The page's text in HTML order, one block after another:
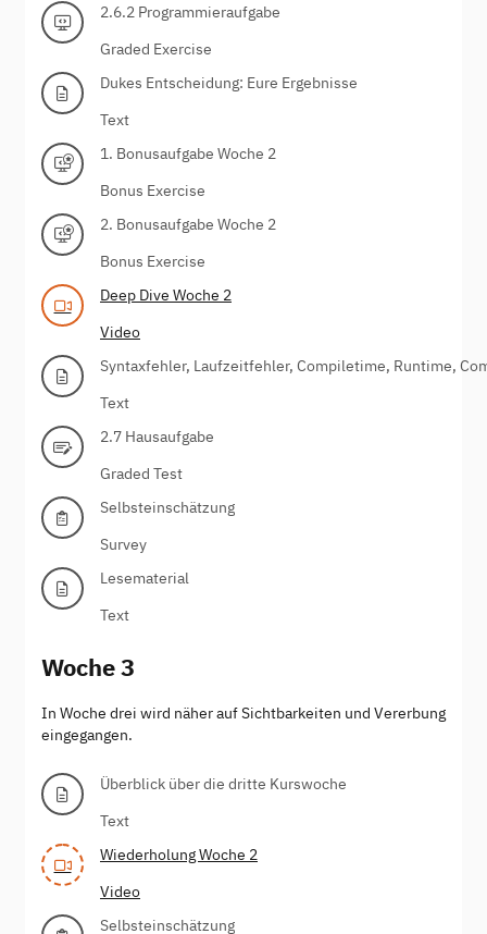
2.6.2 Programmieraufgabe
Graded Exercise
Dukes Entscheidung: Eure Ergebnisse
Text
1. Bonusaufgabe Woche 2
Bonus Exercise
2. Bonusaufgabe Woche 2
Bonus Exercise
Deep Dive Woche 2
Video
Syntaxfehler, Laufzeitfehler, Compiletime, Runtime,
Text
2.7 Hausaufgabe
Graded Test
Selbsteinschätzung
Survey
Lesematerial
Text
Woche 3
In Woche drei wird näher auf Sichtbarkeiten und Vererbung
eingegangen.
Überblick über die dritte Kurswoche
Text
Wiederholung Woche 2
Video
Selbsteinschätzung